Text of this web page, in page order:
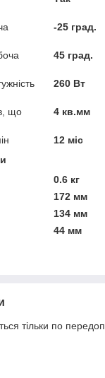
-25 град.
45 град.
260 Вт
що
4 кв.мм
12 міс
0.6 кг
172 мм
134 мм
44 мм
тільки по